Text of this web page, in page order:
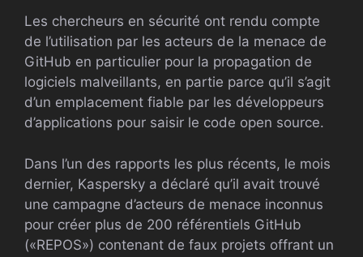
Les chercheurs en sécurité ont rendu compte
de l’utilisation par les acteurs de la menace de
GitHub en particulier pour la propagation de
logiciels malveillants, en partie parce qu’il s’agit
d’un emplacement fiable par les développeurs
d’applications pour saisir le code open source.
Dans l’un des rapports les plus récents, le mois
dernier, Kaspersky a déclaré qu’il avait trouvé
une campagne d’acteurs de menace inconnus
pour créer plus de 200 référentiels GitHub
(«REPOS») contenant de faux projets offrant un